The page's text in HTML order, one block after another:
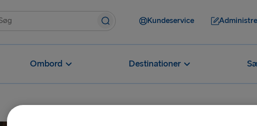
Kundeservice
Ombord Destinationer